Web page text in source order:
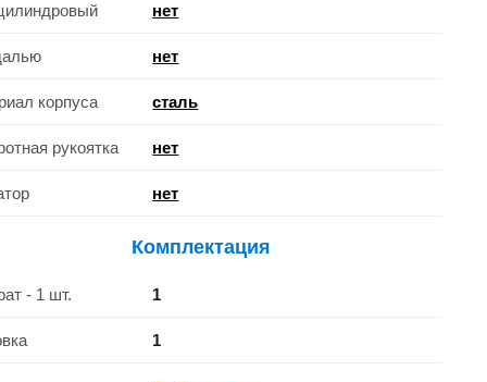
нет
нет
корпуса сталь
рукоятка нет
нет
Комплектация
- 1 шт. 1
1